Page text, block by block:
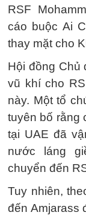
RSF
cáo buộc Ai
thay mặt cho
Hội đồng Chủ
vũ khí cho
này. Một tổ
tuyên bố rằng
tại UAE đã
nước láng
chuyển đến
Tuy nhiên,
đến Amjarass